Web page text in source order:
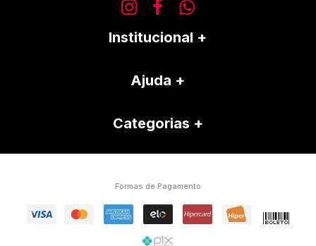
Institucional
Ajuda
Categorias
Formas de Pagamento